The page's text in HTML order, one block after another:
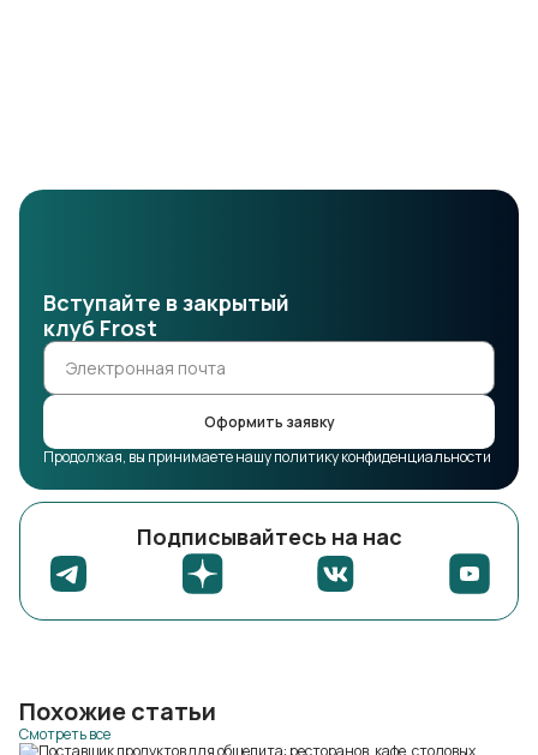
Вступайте в закрытый
клуб Frost
Оформить заявку
Продолжая, вы принимаете нашу политику конфиденциальности
Подписывайтесь на нас
Похожие статьи
Смотреть все